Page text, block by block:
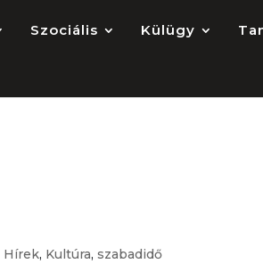
Szociális Külügy
Hírek, Kultúra,szabadidő